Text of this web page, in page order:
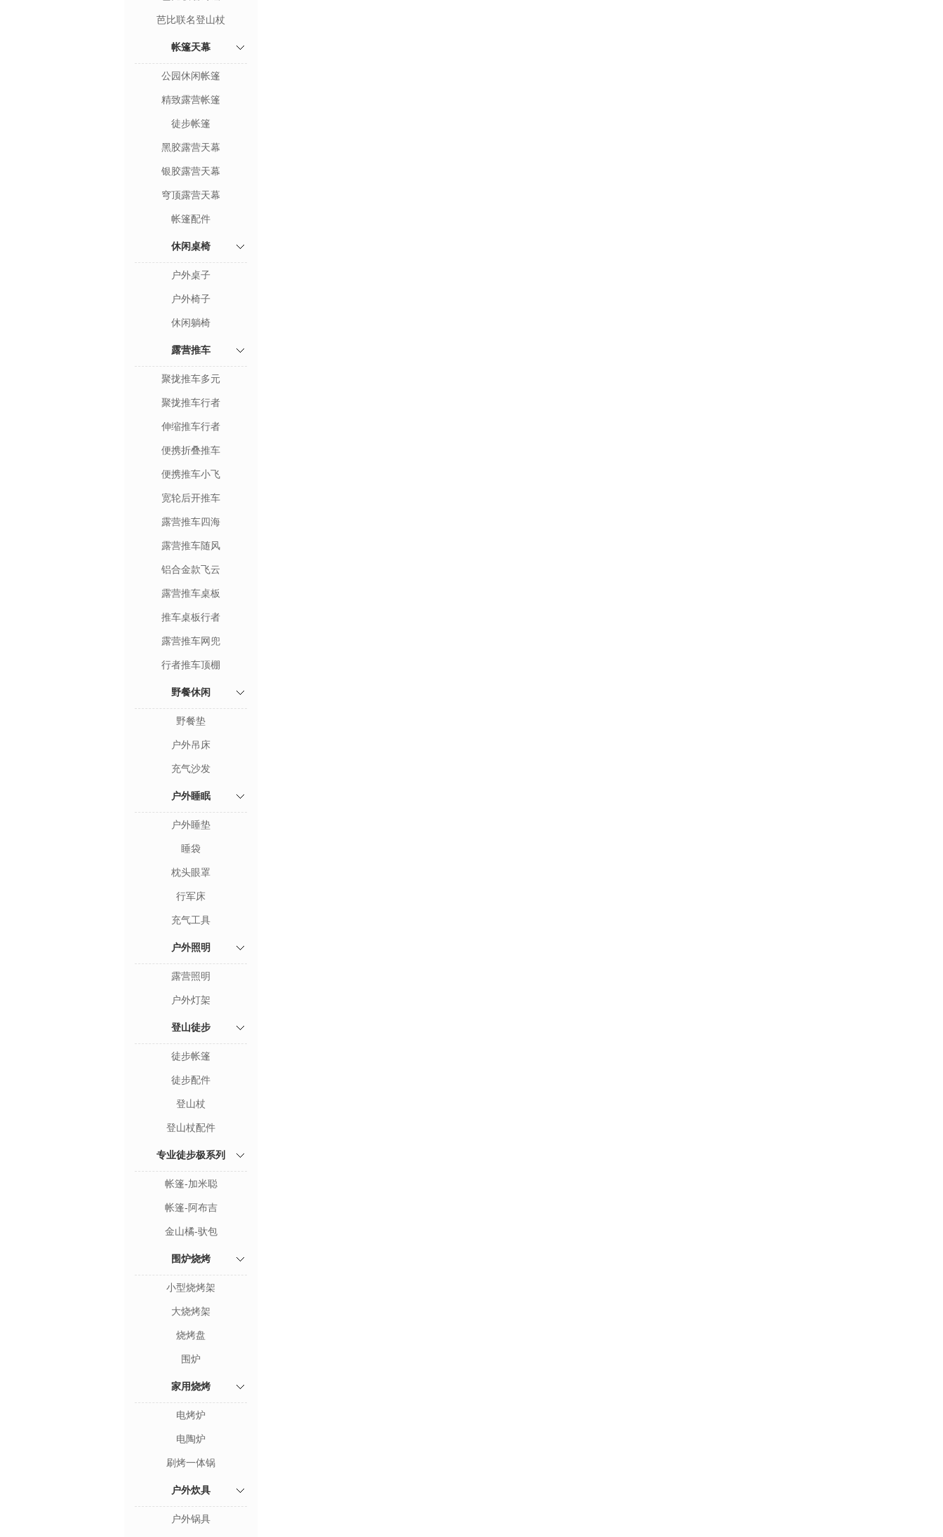
芭比联名登山杖
帐篷天幕
公园休闲帐篷
精致露营帐篷
徒步帐篷
黑胶露营天幕
银胶露营天幕
穹顶露营天幕
帐篷配件
休闲桌椅
户外桌子
户外椅子
休闲躺椅
露营推车
聚拢推车多元
聚拢推车行者
伸缩推车行者
便携折叠推车
便携推车小飞
宽轮后开推车
露营推车四海
露营推车随风
铝合金款飞云
露营推车桌板
推车桌板行者
露营推车网兜
行者推车顶棚
野餐休闲
野餐垫
户外吊床
充气沙发
户外睡眠
户外睡垫
睡袋
枕头眼罩
行军床
充气工具
户外照明
露营照明
户外灯架
登山徒步
徒步帐篷
徒步配件
登山杖
登山杖配件
专业徒步极系列
帐篷-加米聪
帐篷-阿布吉
金山橘-驮包
围炉烧烤
小型烧烤架
大烧烤架
烧烤盘
围炉
家用烧烤
电烤炉
电陶炉
刷烤一体锅
户外炊具
户外锅具